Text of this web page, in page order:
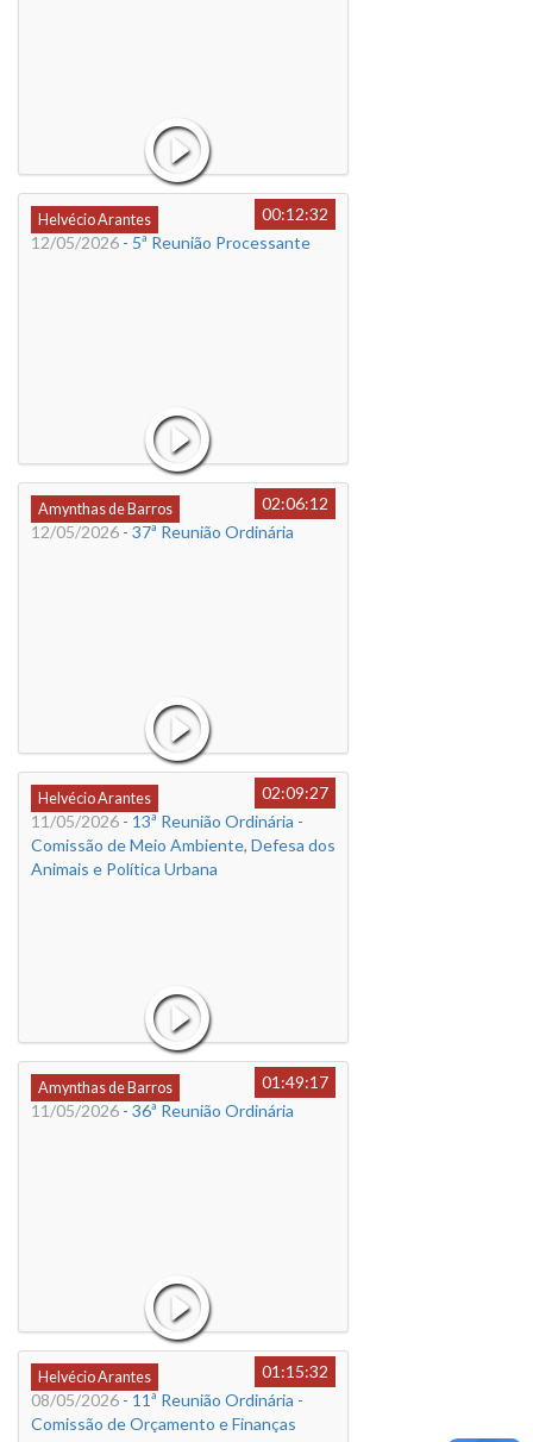
Helvécio Arantes
00:12:32
12/05/2026 - 5ª Reunião Processante
Amynthas de Barros
02:06:12
12/05/2026 - 37ª Reunião Ordinária
Helvécio Arantes
02:09:27
11/05/2026 - 13ª Reunião Ordinária -
Comissão de Meio Ambiente, Defesa dos
Animais e Política Urbana
Amynthas de Barros
01:49:17
11/05/2026 - 36ª Reunião Ordinária
Helvécio Arantes
01:15:32
08/05/2026 - 11ª Reunião Ordinária -
Comissão de Orçamento e Finanças